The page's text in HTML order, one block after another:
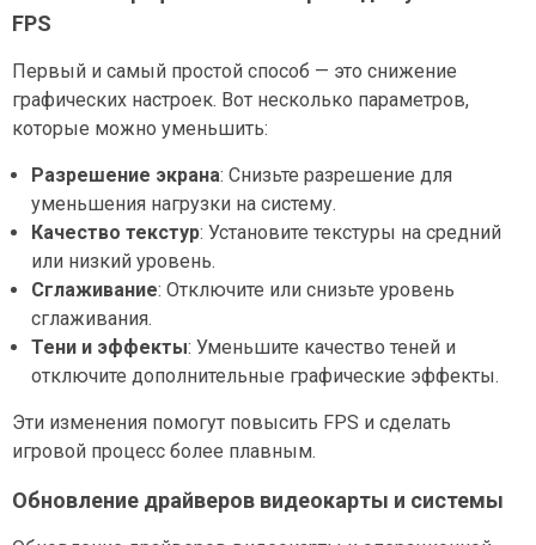
FPS
Первый и самый простой способ — это снижение
графических настроек. Вот несколько параметров,
которые можно уменьшить:
Разрешение экрана: Снизьте разрешение для
уменьшения нагрузки на систему.
Качество текстур: Установите текстуры на средний
или низкий уровень.
Сглаживание: Отключите или снизьте уровень
сглаживания.
Тени и эффекты: Уменьшите качество теней и
отключите дополнительные графические эффекты.
Эти изменения помогут повысить FPS и сделать
игровой процесс более плавным.
Обновление драйверов видеокарты и системы